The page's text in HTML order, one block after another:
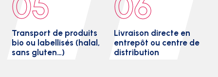
Transport de produits
bio ou labellisés (halal,
sans gluten…)
Livraison directe en
entrepôt ou centre de
distribution